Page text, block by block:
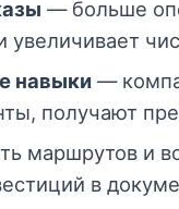
— больше
увеличивает
навыки —
получают
маршрутов и
в